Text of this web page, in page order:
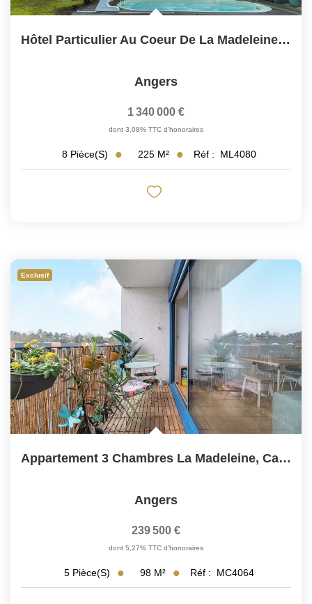
Hôtel Particulier Au Coeur De La Madeleine - 225m2
Angers
1 340 000 €
dont 3,08% TTC d'honoraires
8 Pièce(s) 225 M² Réf : ML4080
Exclusif
Appartement 3 Chambres La Madeleine, Cave Et Parking
Angers
239 500 €
dont 5,27% TTC d'honoraires
5 Pièce(s) 98 M² Réf : MC4064